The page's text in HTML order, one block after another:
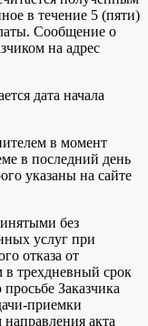
в течение 5 (пяти)
Сообщение о
на адрес
дата начала
в момент
в последний день
указаны на сайте
без
услуг при
отказа от
в трехдневный срок
Заказчика
приемки
акта